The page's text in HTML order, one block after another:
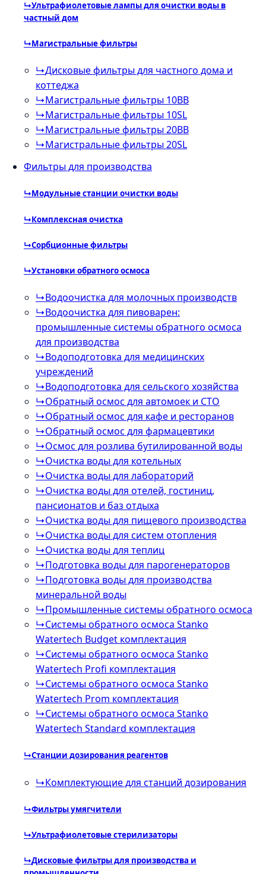
↳Ультрафиолетовые лампы для очистки воды в
частный дом
↳Магистральные фильтры
↳Дисковые фильтры для частного дома и
коттеджа
↳Магистральные фильтры 10BB
↳Магистральные фильтры 10SL
↳Магистральные фильтры 20BB
↳Магистральные фильтры 20SL
Фильтры для производства
↳Модульные станции очистки воды
↳Комплексная очистка
↳Сорбционные фильтры
↳Установки обратного осмоса
↳Водоочистка для молочных производств
↳Водоочистка для пивоварен:
промышленные системы обратного осмоса
для производства
↳Водоподготовка для медицинских
учреждений
↳Водоподготовка для сельского хозяйства
↳Обратный осмос для автомоек и СТО
↳Обратный осмос для кафе и ресторанов
↳Обратный осмос для фармацевтики
↳Осмос для розлива бутилированной воды
↳Очистка воды для котельных
↳Очистка воды для лабораторий
↳Очистка воды для отелей, гостиниц,
пансионатов и баз отдыха
↳Очистка воды для пищевого производства
↳Очистка воды для систем отопления
↳Очистка воды для теплиц
↳Подготовка воды для парогенераторов
↳Подготовка воды для производства
минеральной воды
↳Промышленные системы обратного осмоса
↳Системы обратного осмоса Stanko
Watertech Budget комплектация
↳Системы обратного осмоса Stanko
Watertech Profi комплектация
↳Системы обратного осмоса Stanko
Watertech Prom комплектация
↳Системы обратного осмоса Stanko
Watertech Standard комплектация
↳Станции дозирования реагентов
↳Комплектующие для станций дозирования
↳Фильтры умягчители
↳Ультрафиолетовые стерилизаторы
↳Дисковые фильтры для производства и